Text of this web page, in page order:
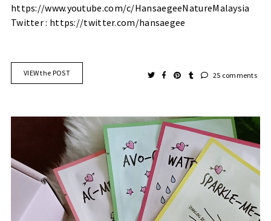
https://www.youtube.com/c/HansaegeeNatureMalaysia
Twitter : https://twitter.com/hansaegee
VIEW the POST 25 comments